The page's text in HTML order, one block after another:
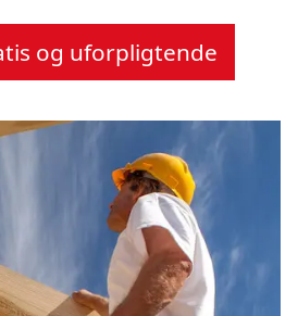
og uforpligtende